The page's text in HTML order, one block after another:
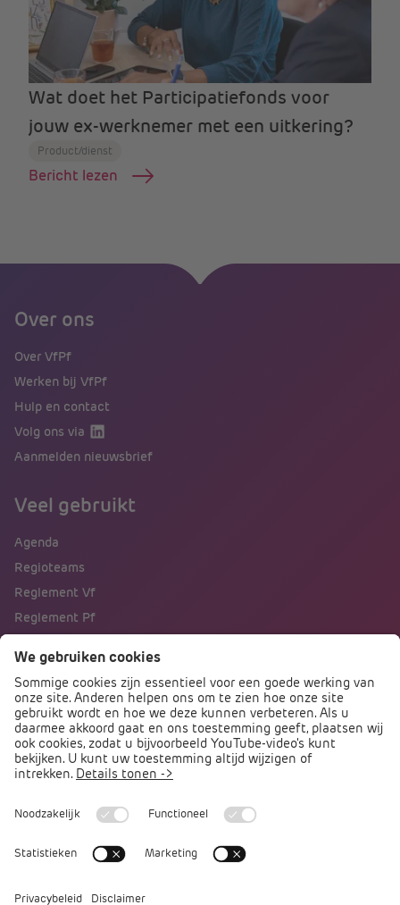
Wat doet het Participatiefonds voor
jouw ex-werknemer met een uitkering?
Product/dienst
Bericht lezen
Over ons
Over VfPf
Werken bij VfPf
Hulp en contact
Volg ons via
Aanmelden nieuwsbrief
Veel gebruikt
Agenda
Regioteams
Reglement Vf
Reglement Pf
Direct naar
Podcast PO praat
Arbocatalogus PO
Arbomeester